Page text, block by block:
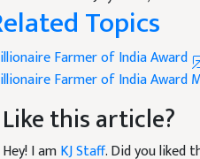
Farmer of India Award
Farmer of India Award
Like this article?
Hey! I amKJ Staff. Did you liked
suggestions and feedback.